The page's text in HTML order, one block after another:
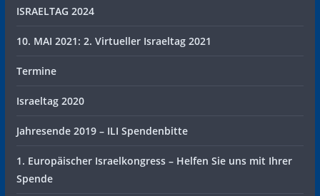
ISRAELTAG 2024
10. MAI 2021: 2. Virtueller Israeltag 2021
Termine
Israeltag 2020
Jahresende 2019 – ILI Spendenbitte
1. Europäischer Israelkongress – Helfen Sie uns mit Ihrer
Spende